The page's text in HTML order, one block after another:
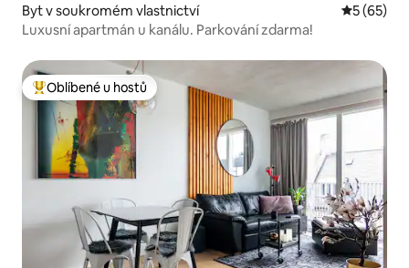
Byt v soukromém vlastnictví Průměrné
5 (65)
Luxusní apartmán u kanálu. Parkování zdarma!
Nejlepší v kategorii Oblíbené u hostů
Oblíbené u hostů